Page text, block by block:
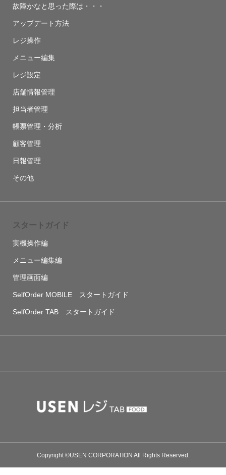
故障かなと思った際は・・・
アップデート方法
レジ操作
メニュー編集
レジ設定
店舗情報管理
担当者管理
帳票管理・分析
顧客管理
日報管理
その他
スタートガイド
実機操作編
メニュー編集編
管理画面編
SelfOrder MOBILE スタートガイド
SelfOrder TAB スタートガイド
Copyright ©USEN CORPORATION All Rights Reserved.